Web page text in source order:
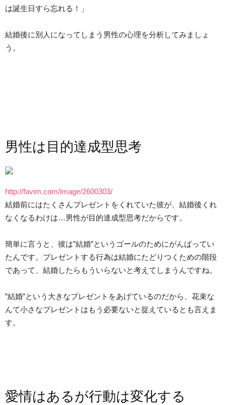
は誕生日すら忘れる！」
結婚後に別人になってしまう男性の心理を分析してみましょ
う。
男性は目的達成型思考
http://favim.com/image/2600303/
結婚前にはたくさんプレゼントをくれていた彼が、結婚後くれ
なくなるわけは…男性が目的達成型思考だからです。
簡単に言うと、彼は”結婚”というゴールのためにがんばってい
たんです。プレゼントする行為は結婚にたどりつくための階段
であって、結婚したらもういらないと考えてしまうんですね。
”結婚”という大きなプレゼントをあげているのだから、花束な
んて小さなプレゼントはもう必要ないと捉えているとも言えま
す。
愛情はあるが行動は変化する